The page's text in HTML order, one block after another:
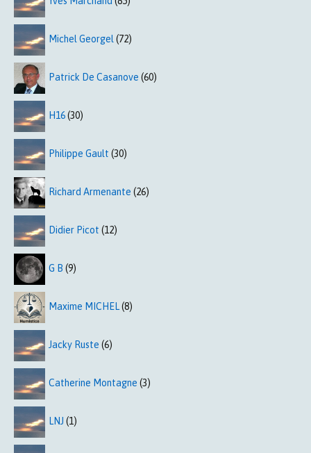
Michel Georgel(72)
Patrick De Casanove (60)
H16(30)
Philippe Gault (30)
Richard Armenante (26)
Didier Picot (12)
G B (9)
Maxime MICHEL(8)
Jacky Ruste (6)
Catherine Montagne (3)
LNJ (1)